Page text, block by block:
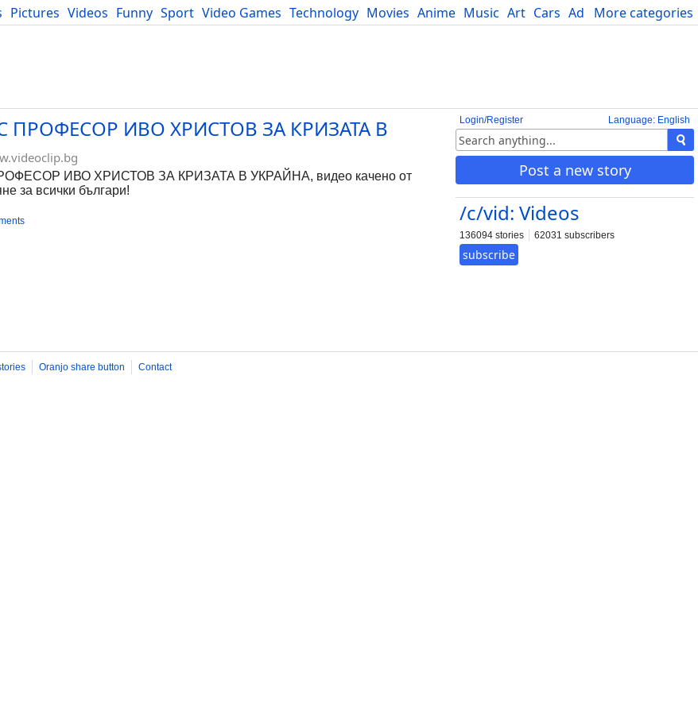
More categories
Pictures Videos Funny Sport Video Games Technology Movies Anime Music Art Cars Advice Science
Blog
Language: English
Login/Register
Post a new story
/c/vid: Videos
136094 stories 62031 subscribers
subscribe
ИВО ХРИСТОВ ЗА КРИЗАТА В
ИВО ХРИСТОВ ЗА КРИЗАТА В УКРАЙНА, видео качено от
за всички българи!
Oranjo share button
Contact